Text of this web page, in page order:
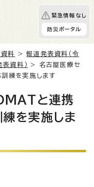
緊急情報なし
防災ポータル
料 >報道発表資料（令
資料）
> 名古屋医療セ
練を実施します
と連携
練を実施しま